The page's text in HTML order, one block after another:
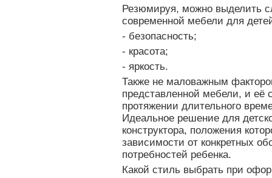
Резюмируя, можно выделить
современной мебели для
- безопасность;
- красота;
- яркость.
Также не маловажным
представленной мебели, и её
протяжении длительного
Идеальное решение для
конструктора, положения
зависимости от конкретных
потребностей ребенка.
Какой стиль выбрать при